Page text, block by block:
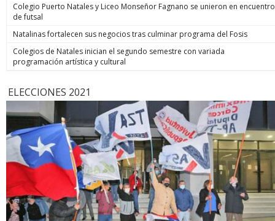
Colegio Puerto Natales y Liceo Monseñor Fagnano se unieron en encuentro
de futsal
Natalinas fortalecen sus negocios tras culminar programa del Fosis
Colegios de Natales inician el segundo semestre con variada
programación artística y cultural
ELECCIONES 2021